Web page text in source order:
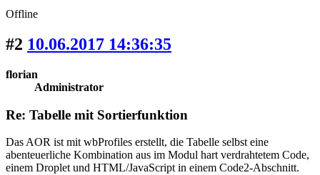
Offline
#2 10.06.2017 14:36:35
florian
Administrator
Re: Tabelle mit Sortierfunktion
Das AOR ist mit wbProfiles erstellt, die Tabelle selbst eine
abenteuerliche Kombination aus im Modul hart verdrahtetem Code,
einem Droplet und HTML/JavaScript in einem Code2-Abschnitt.